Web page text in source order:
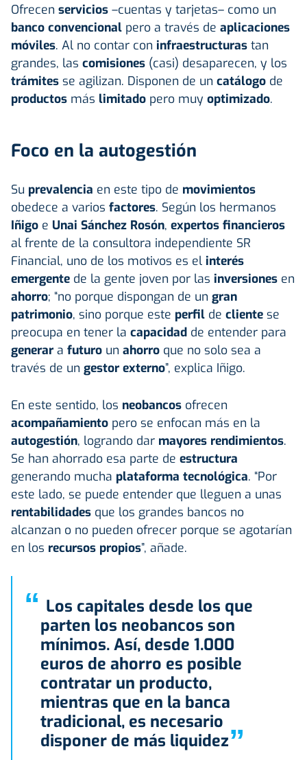
Ofrecen servicios –cuentas y tarjetas– como un
banco convencional pero a través de aplicaciones
móviles. Al no contar con infraestructuras tan
grandes, las comisiones (casi) desaparecen, y los
trámites se agilizan. Disponen de un catálogo de
productos más limitado pero muy optimizado.
Foco en la autogestión
Su prevalencia en este tipo de movimientos
obedece a varios factores. Según los hermanos
Iñigo e Unai Sánchez Rosón, expertos financieros
al frente de la consultora independiente SR
Financial, uno de los motivos es el interés
emergente de la gente joven por las inversiones en
ahorro; “no porque dispongan de un gran
patrimonio, sino porque este perfil de cliente se
preocupa en tener la capacidad de entender para
generar a futuro un ahorro que no solo sea a
través de un gestor externo”, explica Iñigo.
En este sentido, los neobancos ofrecen
acompañamiento pero se enfocan más en la
autogestión, logrando dar mayores rendimientos.
Se han ahorrado esa parte de estructura
generando mucha plataforma tecnológica. “Por
este lado, se puede entender que lleguen a unas
rentabilidades que los grandes bancos no
alcanzan o no pueden ofrecer porque se agotarían
en los recursos propios”, añade.
“ Los capitales desde los que
parten los neobancos son
mínimos. Así, desde 1.000
euros de ahorro es posible
contratar un producto,
mientras que en la banca
tradicional, es necesario
disponer de más liquidez”